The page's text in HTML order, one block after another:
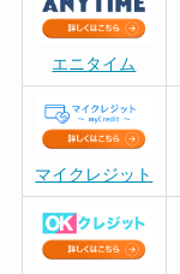
エニタイム
マイクレジット